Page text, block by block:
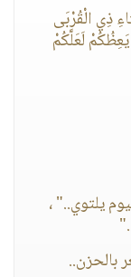
ذِي الْقُرْبَى
لَعَلَّكُمْ
يلتوي.." ،
بالحزن..